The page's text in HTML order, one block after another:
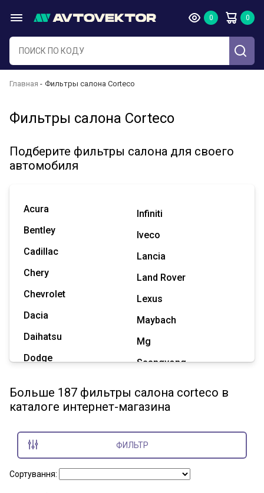
Главная Фильтры салона Corteco
Фильтры салона Corteco
Подберите фильтры салона для своего
автомобиля
Acura
Bentley
Cadillac
Chery
Chevrolet
Dacia
Daihatsu
Dodge
Great Wall
Hummer
Infiniti
Iveco
Lancia
Land Rover
Lexus
Maybach
Mg
Ssangyong
Tesla
Показать все марки
Больше 187 фильтры салона corteco в
каталоге интернет-магазина
ФИЛЬТР
Сортування: